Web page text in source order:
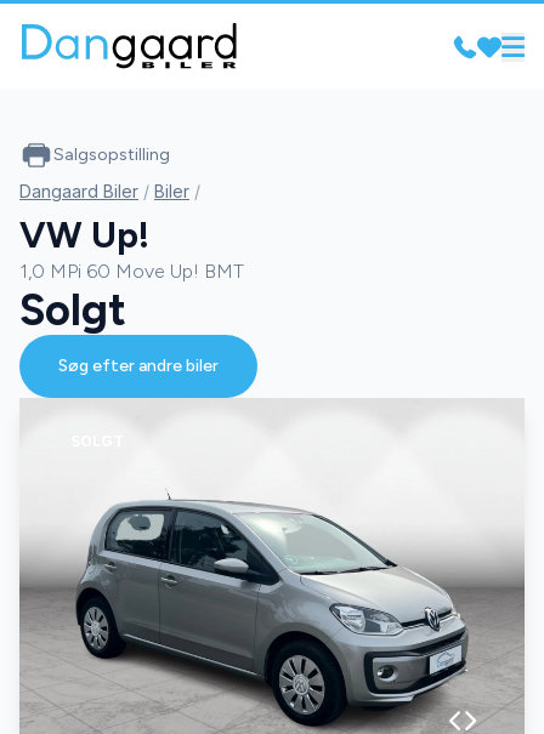
Salgsopstilling
Dangaard Biler / Biler /
VW Up!
1,0 MPi 60 Move Up! BMT
Solgt
Søg efter andre biler